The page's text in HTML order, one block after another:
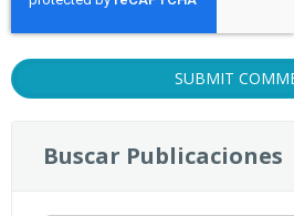
Buscar Publicaciones